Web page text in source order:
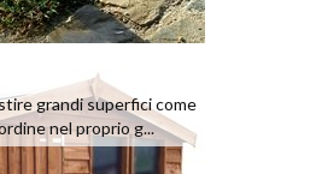
grandi superfici come
nel proprio g...